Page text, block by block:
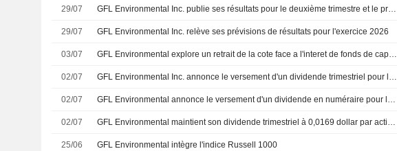
29/07 GFL Environmental Inc. publie ses résultats pour le deuxième trimestre et le premier semestre clos le 30 juin 2026
29/07 GFL Environmental Inc. relève ses prévisions de résultats pour l'exercice 2026
03/07 GFL Environmental explore un retrait de la cote face a l'interet de fonds de capital-investissement, selon Bloomberg
02/07 GFL Environmental Inc. annonce le versement d'un dividende trimestriel pour le deuxieme trimestre 2026, payable le 31 juillet 2026
02/07 GFL Environmental annonce le versement d'un dividende en numéraire pour le deuxième trimestre
02/07 GFL Environmental maintient son dividende trimestriel à 0,0169 dollar par action, payable le 31 juillet aux actionnaires inscrits au 13 juillet
25/06 GFL Environmental intègre l'indice Russell 1000